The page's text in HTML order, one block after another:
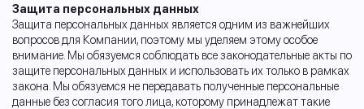
Защита персональных данных
Защита персональных данных является одним из важнейших
вопросов для Компании, поэтому мы уделяем этому особое
внимание. Мы обязуемся соблюдать все законодательные акты по
защите персональных данных и использовать их только в рамках
закона. Мы обязуемся не передавать полученные персональные
данные без согласия того лица, которому принадлежат такие